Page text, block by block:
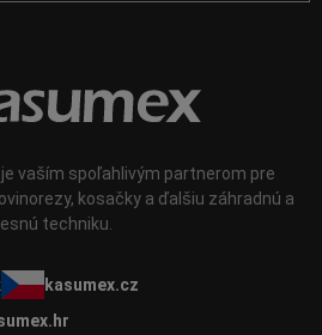
vaším spoľahlivým partnerom pre
kosačky a ďalšiu záhradnú a
lesnú techniku.
kasumex.cz